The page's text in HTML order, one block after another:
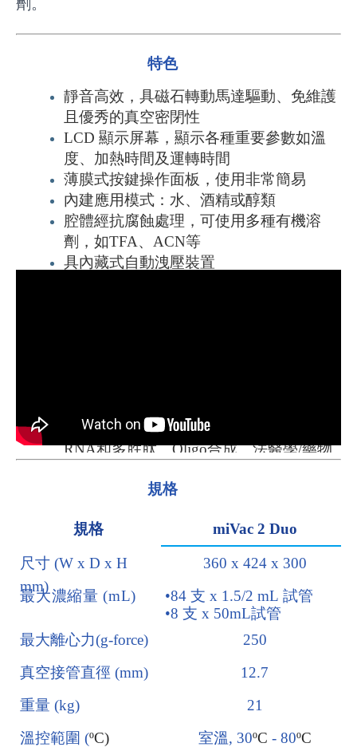
特色
靜音高效，具磁石轉動馬達驅動、免維護
且優秀的真空密閉性
LCD 顯示屏幕，顯示各種重要參數如溫
度、加熱時間及運轉時間
薄膜式按鍵操作面板，使用非常簡易
內建應用模式：水、酒精或醇類
腔體經抗腐蝕處理，可使用多種有機溶
劑，如TFA、 ACN等
具內藏式自動洩壓裝置
ADME /毒理學、高分子化學、
RNA和多胜肽、Oligo合成、法醫學/藥物
SpeedTrap
原廠操作介紹影片
規格
規格 miVac 2 Duo
尺寸 (W x D x H
mm)
360 x 424 x 300
最大濃縮量(mL) •84支x 1.5/2 mL試管
•8支x 50mL試管
最大離心力(g-force)
250
真空接管直徑(mm)
12.7
重量(kg)
21
溫控範圍(ºC) 室溫, 30ºC - 80ºC